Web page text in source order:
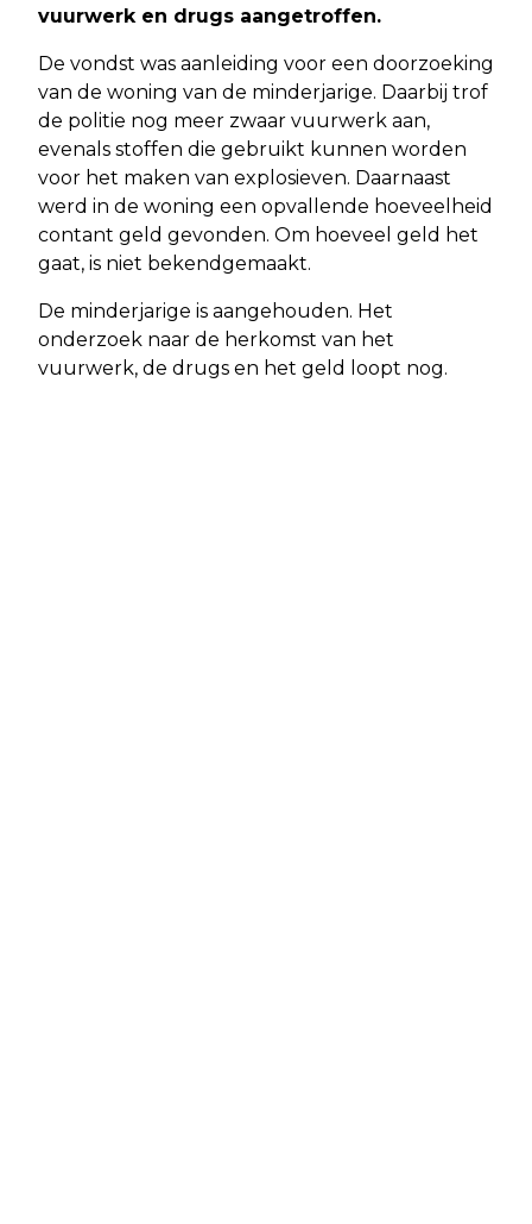
vuurwerk en drugs aangetroffen.
De vondst was aanleiding voor een doorzoeking
van de woning van de minderjarige. Daarbij trof
de politie nog meer zwaar vuurwerk aan,
evenals stoffen die gebruikt kunnen worden
voor het maken van explosieven. Daarnaast
werd in de woning een opvallende hoeveelheid
contant geld gevonden. Om hoeveel geld het
gaat, is niet bekendgemaakt.
De minderjarige is aangehouden. Het
onderzoek naar de herkomst van het
vuurwerk, de drugs en het geld loopt nog.